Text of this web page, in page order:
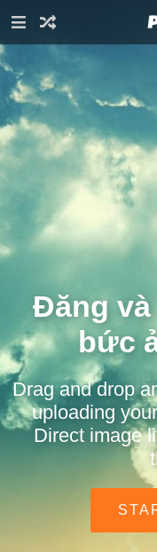
Đăng
bức
Drag and drop
uploading
Direct image